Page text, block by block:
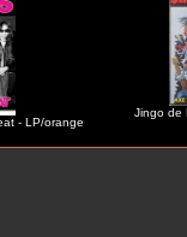
- LP/orange
Jingo de